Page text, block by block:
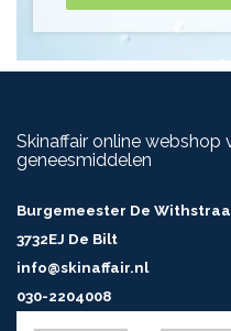
Skinaffair online webshop
geneesmiddelen
Burgemeester De
3732EJ De Bilt
info@skinaffair.nl
030-2204008